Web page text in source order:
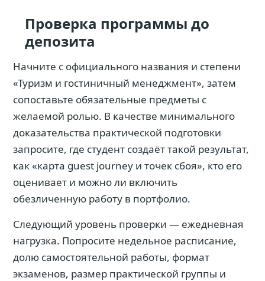
Проверка программы до
депозита
Начните с официального названия и степени
«Туризм и гостиничный менеджмент», затем
сопоставьте обязательные предметы с
желаемой ролью. В качестве минимального
доказательства практической подготовки
запросите, где студент создаёт такой результат,
как «карта guest journey и точек сбоя», кто его
оценивает и можно ли включить
обезличенную работу в портфолио.
Следующий уровень проверки — ежедневная
нагрузка. Попросите недельное расписание,
долю самостоятельной работы, формат
экзаменов, размер практической группы и